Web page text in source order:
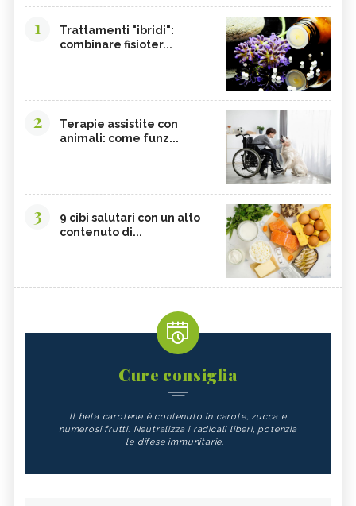
1
Trattamenti "ibridi":
combinare fisioter...
2
Terapie assistite con
animali: come funz...
3
9 cibi salutari con un alto
contenuto di...
Cure consiglia
Il beta carotene è contenuto in carote, zucca e
numerosi frutti. Neutralizza i radicali liberi, potenzia
le difese immunitarie.